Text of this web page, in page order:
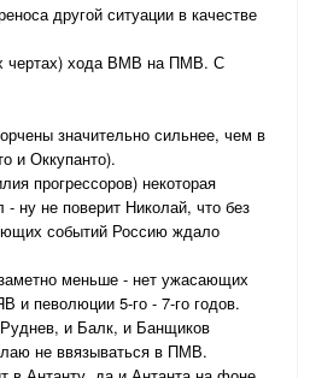
другой ситуации в качестве
чертах) хода ВМВ на ПМВ. С
значительно сильнее, чем в
и Оккупанто).
прогрессоров) некоторая
- ну не поверит Николай, что без
событий Россию ждало
меньше - нет ужасающих
и певолюции 5-го - 7-го годов.
и Балк, и Банщиков
не ввязываться в ПМВ.